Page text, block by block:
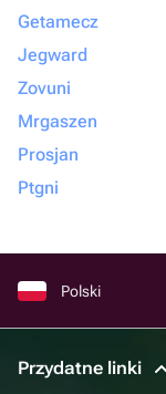
Getamecz
Jegward
Zovuni
Mrgaszen
Prosjan
Ptgni
Polski
Przydatne linki